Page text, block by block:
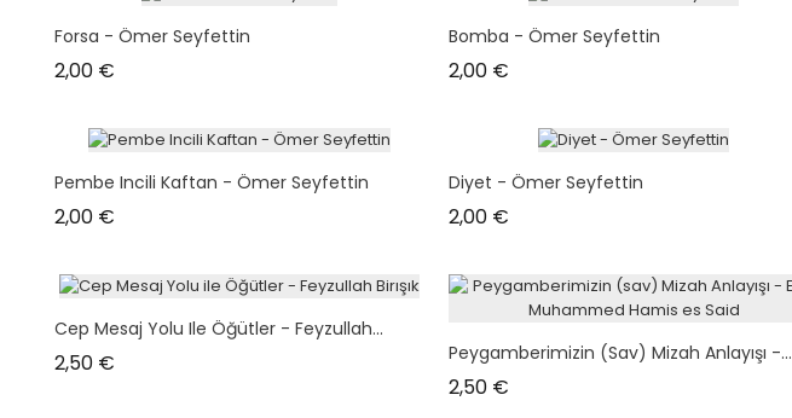
Forsa - Ömer Seyfettin
2,00 €
Bomba - Ömer Seyfettin
2,00 €
Pembe Incili Kaftan - Ömer Seyfettin
2,00 €
Diyet - Ömer Seyfettin
2,00 €
Cep Mesaj Yolu Ile Öğütler - Feyzullah...
2,50 € Peygamberimizin (sav) Mizah Anlayışı -...
2,50 €